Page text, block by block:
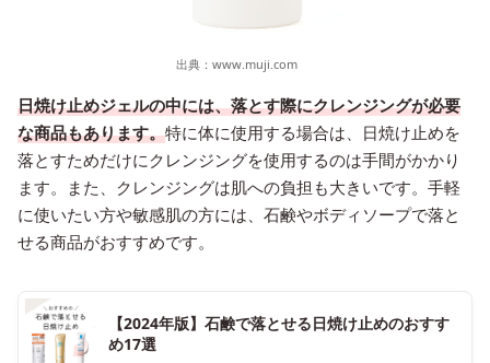
出典： www.muji.com
日焼け止めジェルの中には、落とす際にクレンジングが必要
な商品もあります。特に体に使用する場合は、日焼け止めを
落とすためだけにクレンジングを使用するのは手間がかかり
ます。また、クレンジングは肌への負担も大きいです。手軽
に使いたい方や敏感肌の方には、石鹸やボディソープで落と
せる商品がおすすめです。
【2024年版】石鹸で落とせる日焼け止めのおすす
め17選